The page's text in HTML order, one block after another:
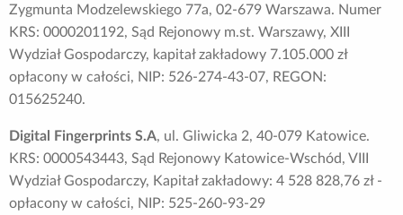
Zygmunta Modzelewskiego 77a, 02-679 Warszawa. Numer
KRS: 0000201192, Sąd Rejonowy m.st. Warszawy, XIII
Wydział Gospodarczy, kapitał zakładowy 7.105.000 zł
opłacony w całości, NIP: 526-274-43-07, REGON:
015625240.
Digital Fingerprints S.A, ul. Gliwicka 2, 40-079 Katowice.
KRS: 0000543443, Sąd Rejonowy Katowice-Wschód, VIII
Wydział Gospodarczy, Kapitał zakładowy: 4 528 828,76 zł -
opłacony w całości, NIP: 525-260-93-29